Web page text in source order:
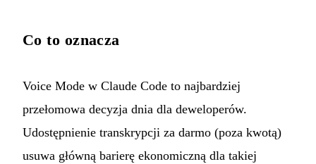
Co to oznacza
Voice Mode w Claude Code to najbardziej
przełomowa decyzja dnia dla deweloperów.
Udostępnienie transkrypcji za darmo (poza kwotą)
usuwa główną barierę ekonomiczną dla takiej